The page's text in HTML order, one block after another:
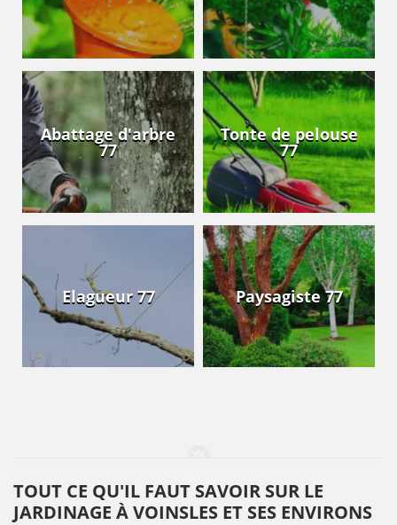
Abattage d'arbre
77
Tonte de pelouse
77
Elagueur 77 Paysagiste 77
TOUT CE QU'IL FAUT SAVOIR SUR LE
JARDINAGE À VOINSLES ET SES ENVIRONS